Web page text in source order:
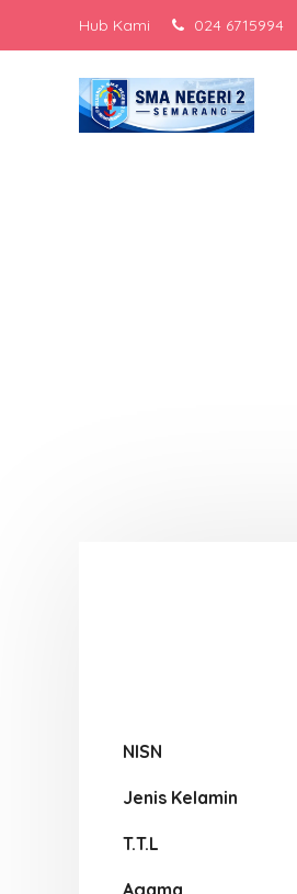
Hub Kami 024 6715994
NISN
Jenis Kelamin
T.T.L
Agama